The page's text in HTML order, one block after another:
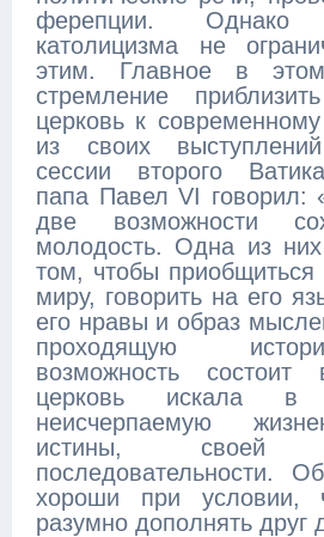
ферепции. Однако
католицизма не
этим. Главное в
стремление
церковь к
из своих
сессии второго
папа Павел VI говорил:
две возможности
молодость. Одна из
том, чтобы
миру, говорить на его
его нравы и образ
проходящую
возможность
церковь искала в
неисчерпаемую
истины, своей
последовательности.
хороши при условии,
разумно дополнять друг